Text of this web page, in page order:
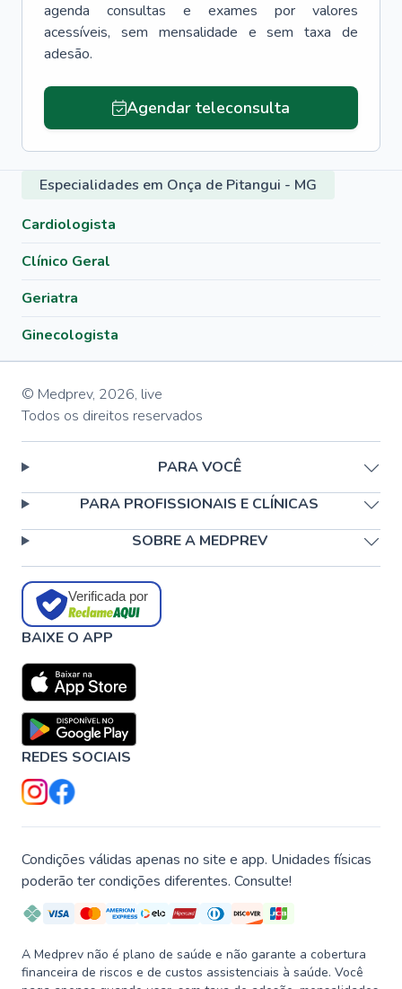
agenda consultas e exames por valores
acessíveis, sem mensalidade e sem taxa de
adesão.
Agendar teleconsulta
Especialidades em Onça de Pitangui - MG
Cardiologista
Clínico Geral
Geriatra
Ginecologista
© Medprev, 2026, live
Todos os direitos reservados
PARA VOCÊ
PARA PROFISSIONAIS E CLÍNICAS
SOBRE A MEDPREV
Verificada por
BAIXE O APP
REDES SOCIAIS
Condições válidas apenas no site e app. Unidades físicas
poderão ter condições diferentes. Consulte!
A Medprev não é plano de saúde e não garante a cobertura
financeira de riscos e de custos assistenciais à saúde. Você